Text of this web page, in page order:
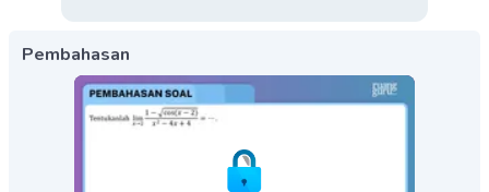
Pembahasan